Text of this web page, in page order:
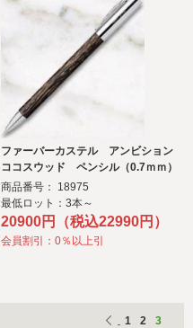
ファーバーカステル アンビション
ココスウッド ペンシル（0.7ｍｍ）
商品番号： 18975
最低ロット：3本～
20900円（税込22990円）
会員割引：0％以上引
1 2 3